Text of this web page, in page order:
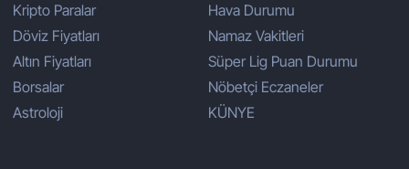
Kripto Paralar
Döviz Fiyatları
Altın Fiyatları
Borsalar
Astroloji
Hava Durumu
Namaz Vakitleri
Süper Lig Puan Durumu
Nöbetçi Eczaneler
KÜNYE